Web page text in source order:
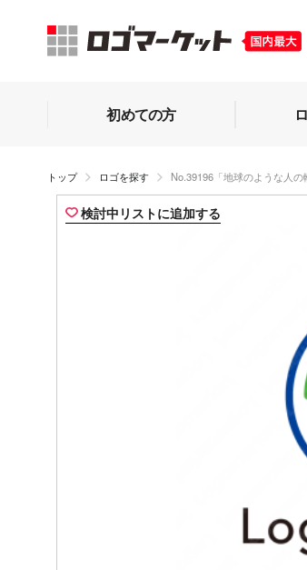
初めての方
トップ ロゴを探す No.39196「地球のような人の
検討中リストに追加する